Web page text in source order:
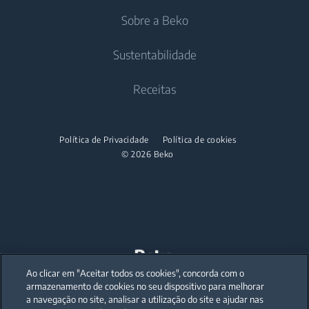
Micro-ondas
Máquinas de Loiça
Máquinas de Lavar Loiça
Pequenos Domésticos
Sanduicheiras e Tostadeiras
Ferros de Engomar
Ar Condicionado
Aquecimento de Água
Aspiradores
Contacte-nos
Sobre a Beko
Sobre nós
Parcerias
Sustentabilidade
Receitas
© 2026 Beko
Política de Privacidade Política de cookies
Our parent company, Beko has 55,000 employees throughout the world
with its global operations through its subsidiaries in 57 countries and 45
production facilities in 13 countries
(i.e. Türkiye, UK, Italy, Romania, Slovakia, Poland, South Africa, Russia,
Ao clicar em "Aceitar todos os cookies", concorda com o
armazenamento de cookies no seu dispositivo para melhorar
a navegação no site, analisar a utilização do site e ajudar nas